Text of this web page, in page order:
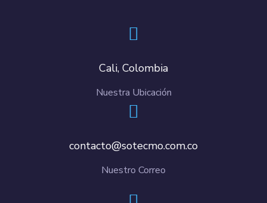
Cali, Colombia
Nuestra Ubicación
contacto@sotecmo.com.co
Nuestro Correo